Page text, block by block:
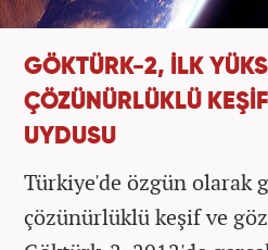
GÖKTÜRK-2, İLK
ÇÖZÜNÜRLÜKLÜ
UYDUSU
Türkiye'de özgün olarak
çözünürlüklü keşif ve